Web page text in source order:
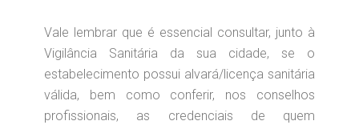
Vale lembrar que é essencial consultar, junto à
Vigilância Sanitária da sua cidade, se o
estabelecimento possui alvará/licença sanitária
válida, bem como conferir, nos conselhos
profissionais, as credenciais de quem